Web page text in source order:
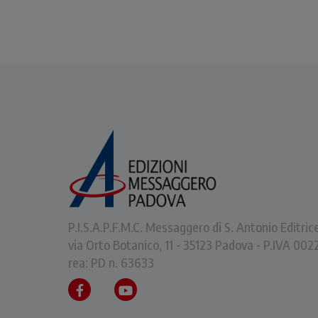
P.I.S.A.P.F.M.C. Messaggero di S. Antonio
via Orto Botanico, 11 - 35123 Padova - P.IVA
rea: PD n. 63633